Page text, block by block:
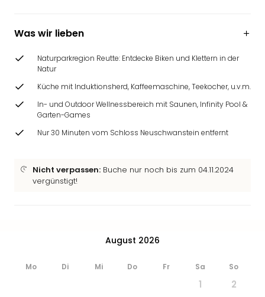
Was wir lieben
Naturparkregion Reutte: Entdecke Biken und Klettern in der
Natur
Küche mit Induktionsherd, Kaffeemaschine, Teekocher, u.v.m.
In- und Outdoor Wellnessbereich mit Saunen, Infinity Pool &
Garten-Games
Nur 30 Minuten vom Schloss Neuschwanstein entfernt
Nicht verpassen: Buche nur noch bis zum 04.11.2024
vergünstigt!
August 2026
Mo Di Mi Do Fr Sa So
1
2